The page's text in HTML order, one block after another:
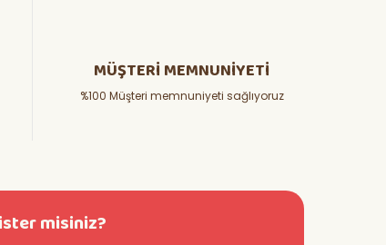
MÜŞTERİ MEMNUNİYETİ
%100 Müşteri memnuniyeti sağlıyoruz
misiniz?